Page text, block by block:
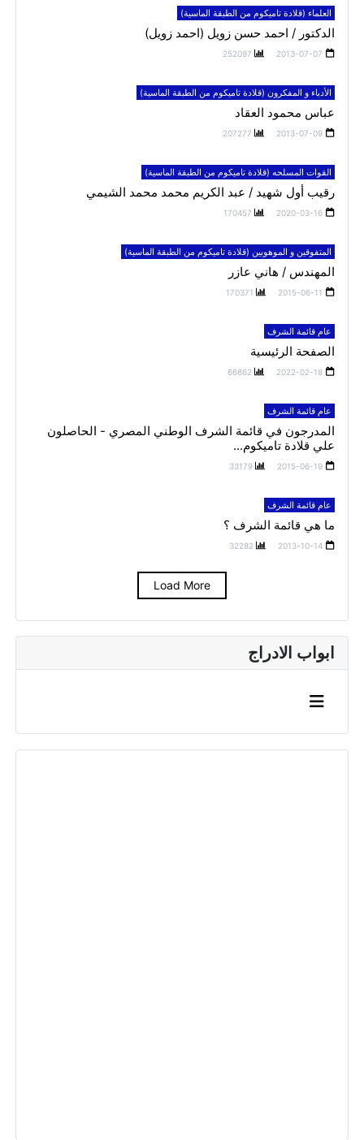
ابواب الادراج
العلماء (قلادة تاميكوم من الطبقة الماسية)
الدكتور / احمد حسن زويل (احمد زويل)
2013-07-07
252097
الأدباء و المفكرون (قلادة تاميكوم من الطبقة الماسية)
عباس محمود العقاد
2013-07-09
207277
القوات المسلحه (قلادة تاميكوم من الطبقة الماسية)
رقيب أول شهيد / عبد الكريم محمد محمد الشيمي
2020-03-16
170457
المتفوقين و الموهوبين (قلادة تاميكوم من الطبقة الماسية)
المهندس / هاني عازر
2015-06-11
170371
عام قائمة الشرف
الصفحة الرئيسية
2022-02-18
66862
عام قائمة الشرف
المدرجون في قائمة الشرف الوطني المصري - الحاصلون
علي قلادة تاميكوم...
2015-06-19
33179
عام قائمة الشرف
ما هي قائمة الشرف ؟
2013-10-14
32282
Load More